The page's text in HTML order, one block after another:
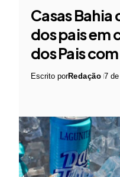
Casas
dos pais em
dos Pais
Escrito porRedação 7